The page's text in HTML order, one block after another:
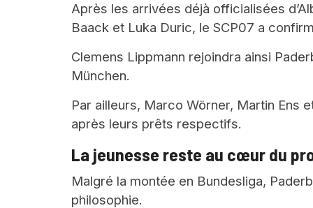
Après les arrivées déjà officialisées
Baack et Luka Duric, le SCP07 a
Clemens Lippmann rejoindra ainsi
München.
Par ailleurs, Marco Wörner, Martin Ens
après leurs prêts respectifs.
La jeunesse reste au cœur du
Malgré la montée en Bundesliga,
philosophie.